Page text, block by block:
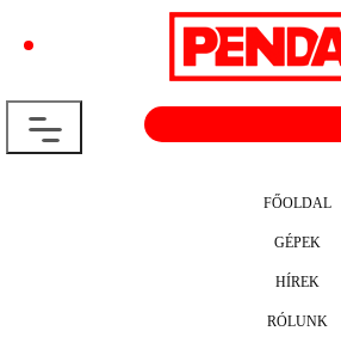
FŐOLDAL
GÉPEK
HÍREK
RÓLUNK